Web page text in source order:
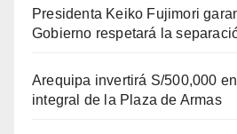
Presidenta Keiko Fujimori
Gobierno respetará la
Arequipa invertirá S/500,000
integral de la Plaza de Armas